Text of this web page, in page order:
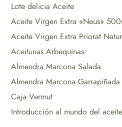
Lote delicia Aceite
Aceite Virgen Extra «Neus»
Aceite Virgen Extra Priorat Natur
Aceitunas Arbequinas
Almendra Marcona Salada
Almendra Marcona Garrapiñada
Caja Vermut
Introducción al mundo del aceite